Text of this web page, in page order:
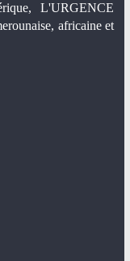
L'URGENCE
africaine et